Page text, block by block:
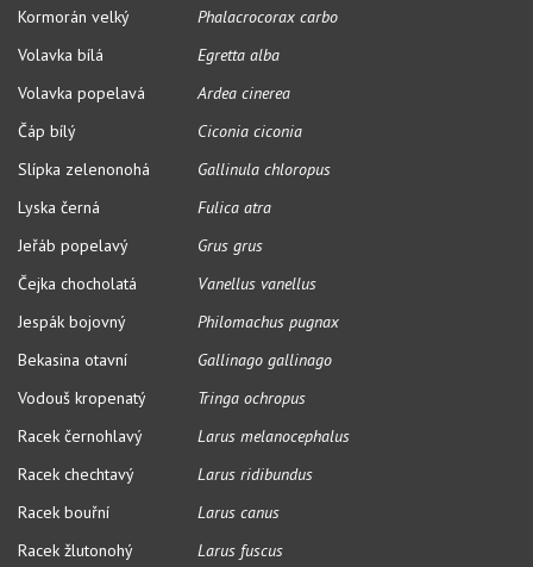
Kormorán velký
Phalacrocorax carbo
Volavka bílá
Egretta alba
Volavka popelavá
Ardea cinerea
Čáp bílý
Ciconia ciconia
Slípka zelenonohá
Gallinula chloropus
Lyska černá
Fulica atra
Jeřáb popelavý
Grus grus
Čejka chocholatá
Vanellus vanellus
Jespák bojovný
Philomachus pugnax
Bekasina otavní
Gallinago gallinago
Vodouš kropenatý
Tringa ochropus
Racek černohlavý
Larus melanocephalus
Racek chechtavý
Larus ridibundus
Racek bouřní
Larus canus
Racek žlutonohý
Larus fuscus